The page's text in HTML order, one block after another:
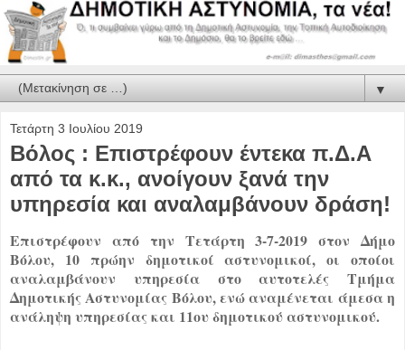
▼
Τετάρτη 3 Ιουλίου 2019
Βόλος : Επιστρέφουν έντεκα π.Δ.Α
από τα κ.κ., ανοίγουν ξανά την
υπηρεσία και αναλαμβάνουν δράση!
Επιστρέφουν από την Τετάρτη 3-7-2019 στον Δήμο
Βόλου, 10 πρώην δημοτικοί αστυνομικοί, οι οποίοι
αναλαμβάνουν υπηρεσία στο αυτοτελές Τμήμα
Δημοτικής Αστυνομίας Βόλου, ενώ αναμένεται άμεσα η
ανάληψη υπηρεσίας και 11ου δημοτικού αστυνομικού.